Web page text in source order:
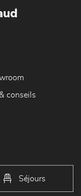
conseils
Séjours